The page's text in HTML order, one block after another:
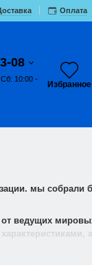
Оплата
08
10:00 -
Избранное
мы собрали
от ведущих